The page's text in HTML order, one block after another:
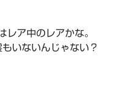
レア中のレアかな。
いないんじゃない？
《深淵を閉ざす ストル》